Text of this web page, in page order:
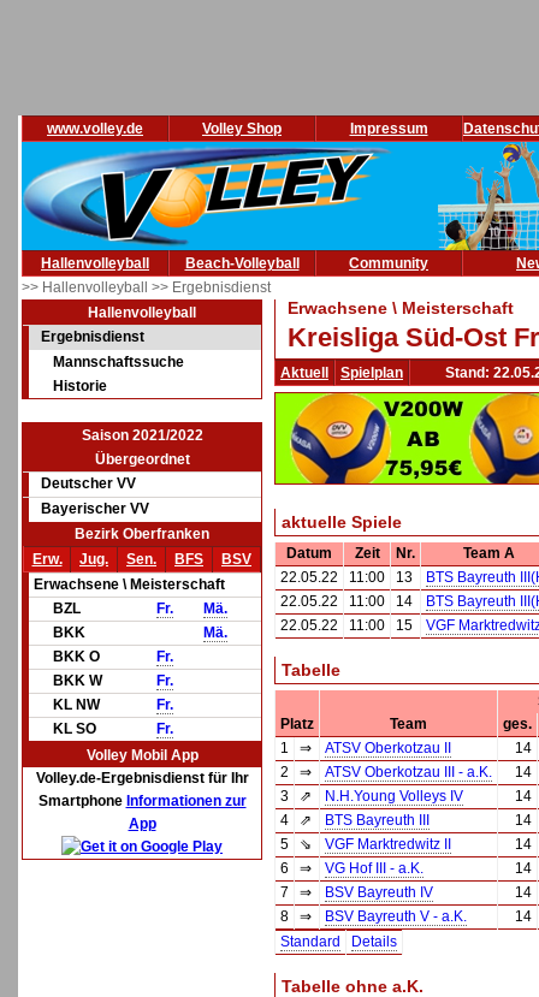
www.volley.de Volley Shop Impressum
Hallenvolleyball Beach-Volleyball Community
>> Hallenvolleyball >> Ergebnisdienst
Hallenvolleyball
Ergebnisdienst
Mannschaftssuche
Historie
Saison 2021/2022
Übergeordnet
Deutscher VV
Bayerischer VV
Bezirk Oberfranken
Erw.
Jug. Sen. BFS
BSV
Erwachsene \ Meisterschaft
BZL
Fr.
Mä.
BKK
Mä.
BKK O
Fr.
BKK W
Fr.
KL NW
Fr.
KL SO
Fr.
Volley Mobil App
Volley.de-Ergebnisdienst für Ihr
Smartphone Informationen zur
App
Erwachsene \ Meisterschaft
Kreisliga Süd-Ost
Aktuell Spielplan Stand:
aktuelle Spiele
Datum Zeit Nr.
Team A
22.05.22
11:00 13
BTS Bayreuth
22.05.22
11:00 14
BTS Bayreuth
22.05.22
11:00 15 VGF
Tabelle
Platz
Team
ges.
1
⇒ ATSV Oberkotzau II
14
2
⇒ ATSV Oberkotzau III - a.K.
14
3
⇗ N.H.Young Volleys IV
14
4
⇗ BTS Bayreuth III
14
5
⇘ VGF Marktredwitz II
14
6
⇒ VG Hof III - a.K.
14
7
⇒ BSV Bayreuth IV
14
8
⇒ BSV Bayreuth V - a.K.
14
Standard
Details
Tabelle ohne a.K.